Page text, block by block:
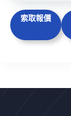
索取報價